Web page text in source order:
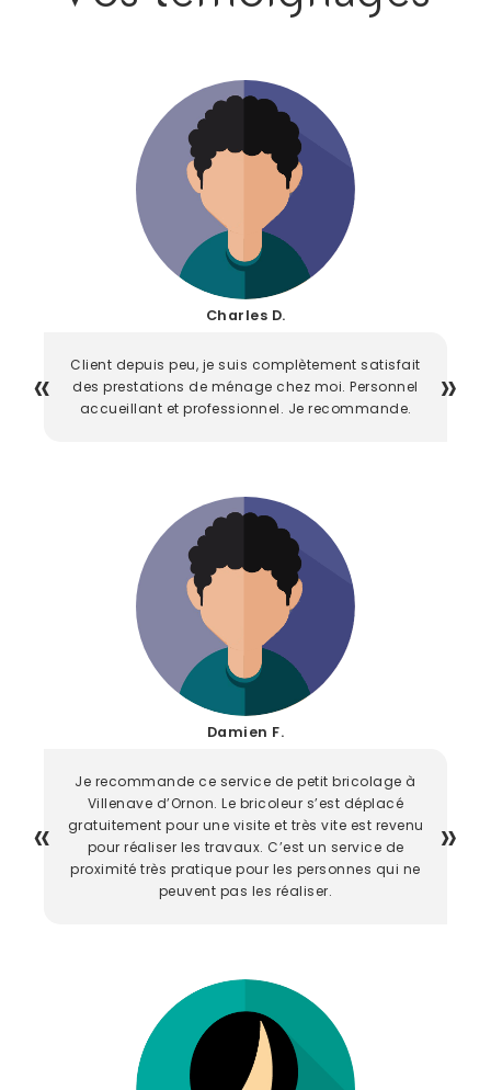
Charles D.
Client depuis peu, je suis complètement satisfait
des prestations de ménage chez moi. Personnel
accueillant et professionnel. Je recommande.
Damien F.
Je recommande ce service de petit bricolage à
Villenave d’Ornon. Le bricoleur s’est déplacé
gratuitement pour une visite et très vite est revenu
pour réaliser les travaux. C’est un service de
proximité très pratique pour les personnes qui ne
peuvent pas les réaliser.